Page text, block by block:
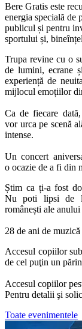
Bere Gratis este
energia specială de
publicul și pentru
sportului și,
Trupa revine cu o
de lumini, ecrane
experiență de
mijlocul emoțiilor
Ca de fiecare
vor urca pe scenă
intense.
Un concert
o ocazie de a fi din
Știm ca ți-a fost
Nu poti lipsi de
românești ale
28 de ani de
Accesul copiilor
de cel puţin un
Accesul copiilor
Pentru detalii şi
Toate evenimentele